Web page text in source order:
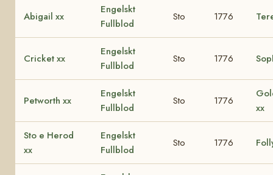
Abigail xx
Engelskt
Fullblod
Sto 1776
Cricket xx
Engelskt
Fullblod
Sto 1776
Petworth xx
Engelskt
Fullblod
Sto 1776
xx
Sto e Herod
xx
Engelskt
Fullblod
Sto 1776